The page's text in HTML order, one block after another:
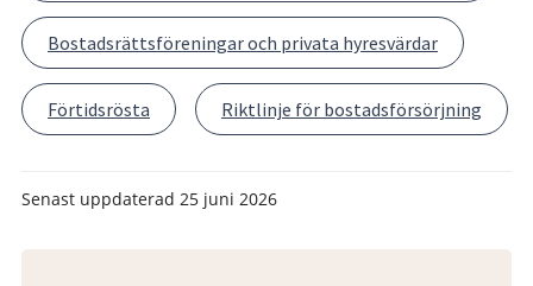
Bostadsrättsföreningar och privata hyresvärdar
Förtidsrösta Riktlinje för bostadsförsörjning
Senast uppdaterad 25 juni 2026